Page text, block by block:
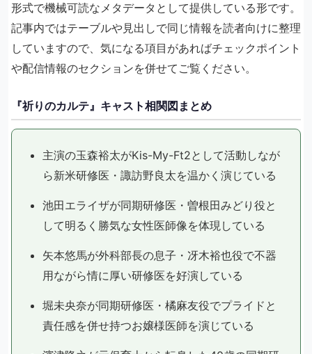
形式で機械可読なメタデータとして提供している形です。
記事内ではテーブルや見出しで同じ情報を読者向けに整理
していますので、気になる項目があればチェックポイント
や配信情報のセクションを併せてご覧ください。
『祈りのカルテ』キャスト相関図まとめ
主演の玉森裕太がKis-My-Ft2として活動しなが
ら新米研修医・諏訪野良太を温かく演じている
池田エライザが同期研修医・曽根田みどり役と
して明るく勝気な女性医師像を体現している
矢本悠馬が外科部長の息子・冴木裕也役で不器
用ながら情に厚い研修医を好演している
堀未央奈が同期研修医・橘麻友役でプライドと
責任感を併せ持つお嬢様医師を演じている